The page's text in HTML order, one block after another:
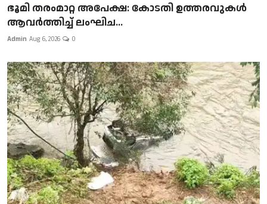
ഭൂമി തരംമാറ്റ അപേക്ഷ: കോടതി ഉത്തരവുകൾ
ആവർത്തിച്ച് ലംഘിച...
Admin Aug 6, 2026 0